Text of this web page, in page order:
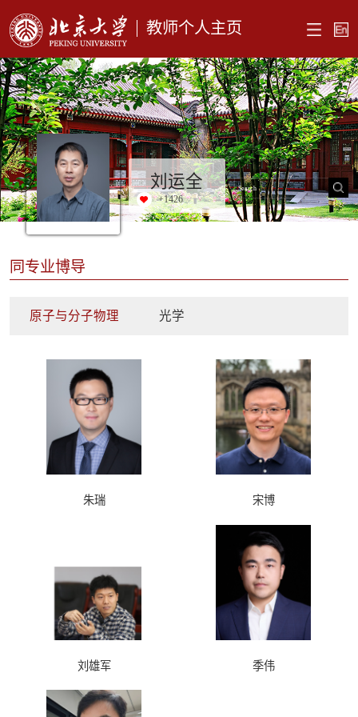
教师个人主页
刘运全
+1426
同专业博导
原子与分子物理 光学
朱瑞 宋博
刘雄军 季伟